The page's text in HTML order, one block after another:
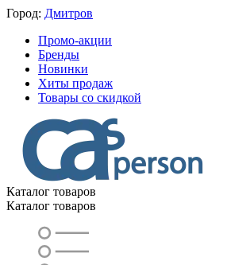
Город: Дмитров
Промо-акции
Бренды
Новинки
Хиты продаж
Товары со скидкой
Каталог товаров
Каталог товаров